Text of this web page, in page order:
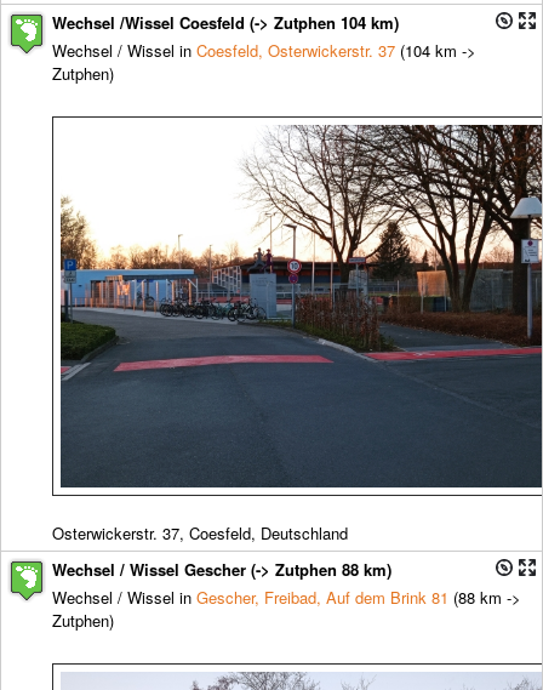
Wechsel /Wissel Coesfeld (-> Zutphen 104 km)
Wechsel / Wissel in Coesfeld, Osterwickerstr. 37 (104 km ->
Zutphen)
Osterwickerstr. 37, Coesfeld, Deutschland
Wechsel / Wissel Gescher (-> Zutphen 88 km)
Wechsel / Wissel in Gescher, Freibad, Auf dem Brink 81 (88 km ->
Zutphen)